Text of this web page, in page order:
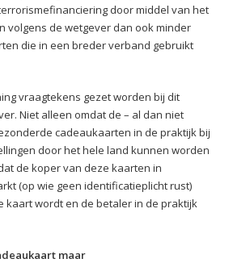
door middel van het
volgens de wetgever dan ook minder
die in een breder verband gebruikt
vraagtekens gezet worden bij dit
Niet alleen omdat de – al dan niet
cadeaukaarten in de praktijk bij
door het hele land kunnen worden
de koper van deze kaarten in
(op wie geen identificatieplicht rust)
kaart wordt en de betaler in de praktijk
maar